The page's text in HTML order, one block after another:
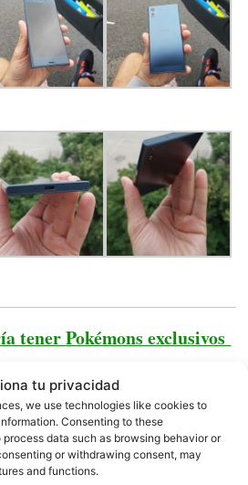
tu privacidad
we use technologies like cookies to
Consenting to these
data such as browsing behavior or
or withdrawing consent, may
and functions.
tener Pokémons exclusivos